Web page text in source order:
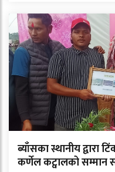
ब्याँसका स्थानीय
कर्णेल कट्वालको सम्मान